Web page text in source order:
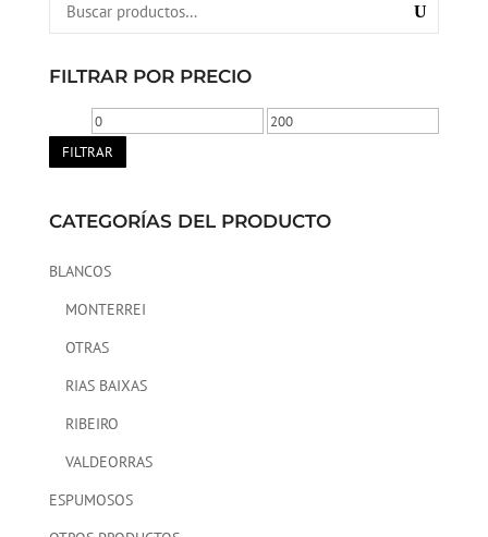
FILTRAR POR PRECIO
Precio
mínimo
Precio
FILTRAR
CATEGORÍAS DEL PRODUCTO
BLANCOS
MONTERREI
OTRAS
RIAS BAIXAS
RIBEIRO
VALDEORRAS
ESPUMOSOS